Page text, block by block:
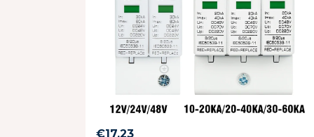
€17.23